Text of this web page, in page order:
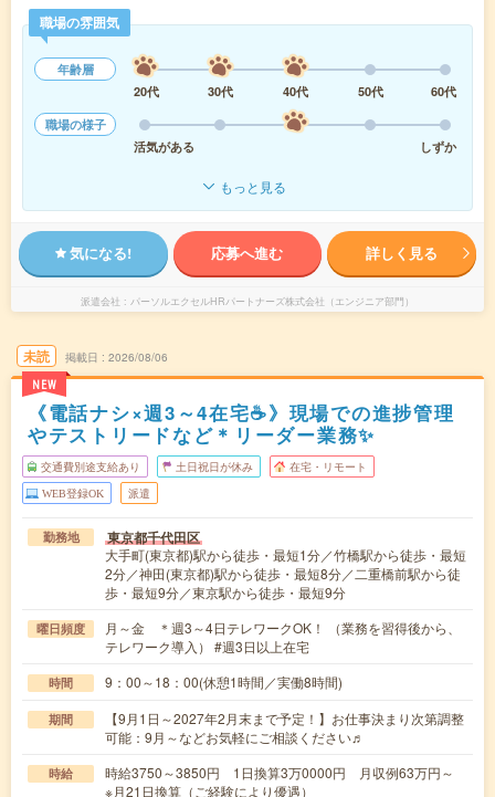
職場の雰囲気
年齢層
20代
30代 40代 50代
60代
職場の様子
活気がある
しずか
もっと見る
気になる! 応募へ進む 詳しく見る
派遣会社 パーソルエクセルHRパートナーズ株式会社（エンジニア部門）
未読
NEW
掲載日 2026/08/06
《電話ナシ×週3～4在宅☕》現場での進捗管理
やテストリードなど＊リーダー業務✨
交通費別途支給あり 土日祝日が休み 在宅・リモート
WEB登録OK 派遣
勤務地 東京都千代田区
大手町(東京都)駅から徒歩・最短1分／竹橋駅から徒歩・最短
2分／神田(東京都)駅から徒歩・最短8分／二重橋前駅から徒
歩・最短9分／東京駅から徒歩・最短9分
曜日頻度
月～金 ＊週3～4日テレワークOK！ （業務を習得後から、
テレワーク導入） #週3日以上在宅
時間 9：00～18：00(休憩1時間／実働8時間)
期間
【9月1日～2027年2月末まで予定！】お仕事決まり次第調整
可能：9月～などお気軽にご相談ください♬
時給
時給3750～3850円 1日換算3万0000円 月収例63万円～
※月21日換算（ご経験により優遇）